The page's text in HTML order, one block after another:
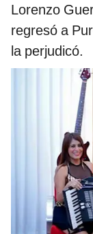
Lorenzo
regresó a
la perjudicó.